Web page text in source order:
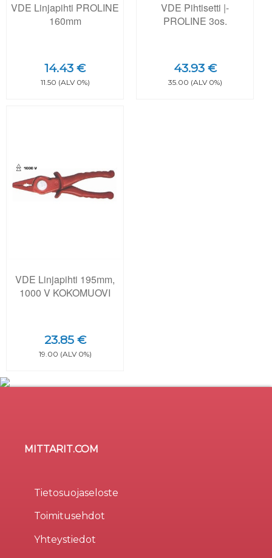
VDE Linjapihti PROLINE
160mm
14.43 €
11.50 (ALV 0%)
VDE Pihtisetti |-
PROLINE 3os.
43.93 €
35.00 (ALV 0%)
VDE Linjapihti 195mm,
1000 V KOKOMUOVI
23.85 €
19.00 (ALV 0%)
MITTARIT.COM
Tietosuojaseloste
Toimitusehdot
Yhteystiedot
Evästeitä (cookie) käytetään parantamaan sivuston
kolmansien osapuolten tarjoamiin palveluihin.
ValinnallaHyväksy kaikki